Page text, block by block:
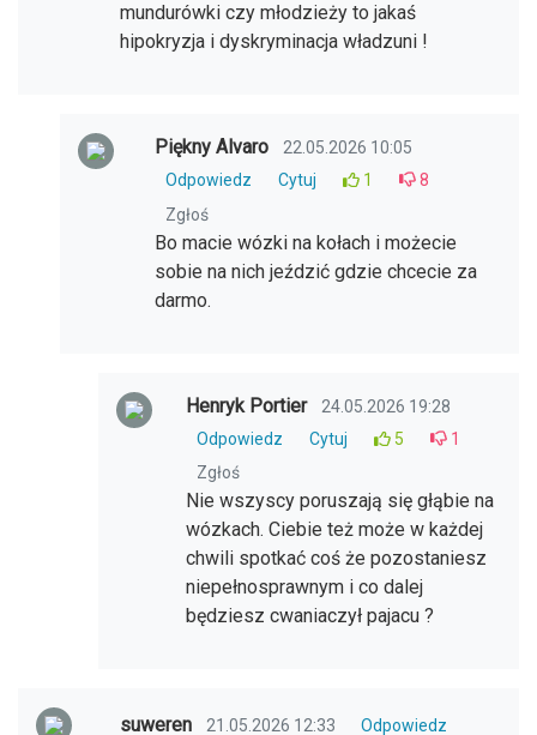
mundurówki czy młodzieży to jakaś
hipokryzja i dyskryminacja władzuni !
Piękny Alvaro
22.05.2026 10:05
Odpowiedz
Cytuj 1
8
Zgłoś
Bo macie wózki na kołach i możecie
sobie na nich jeździć gdzie chcecie za
darmo.
Henryk Portier
24.05.2026 19:28
Odpowiedz
Cytuj 5
1
Zgłoś
Nie wszyscy poruszają się głąbie na
wózkach. Ciebie też może w każdej
chwili spotkać coś że pozostaniesz
niepełnosprawnym i co dalej
będziesz cwaniaczył pajacu ?
suweren 21.05.2026 12:33 Odpowiedz